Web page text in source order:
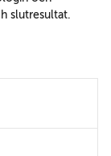
slutresultat.